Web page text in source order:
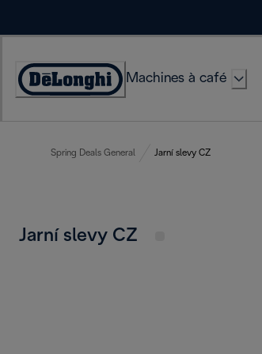
Déclaration
Machines à café
Spring Deals General Jarní slevy CZ
Jarní slevy CZ